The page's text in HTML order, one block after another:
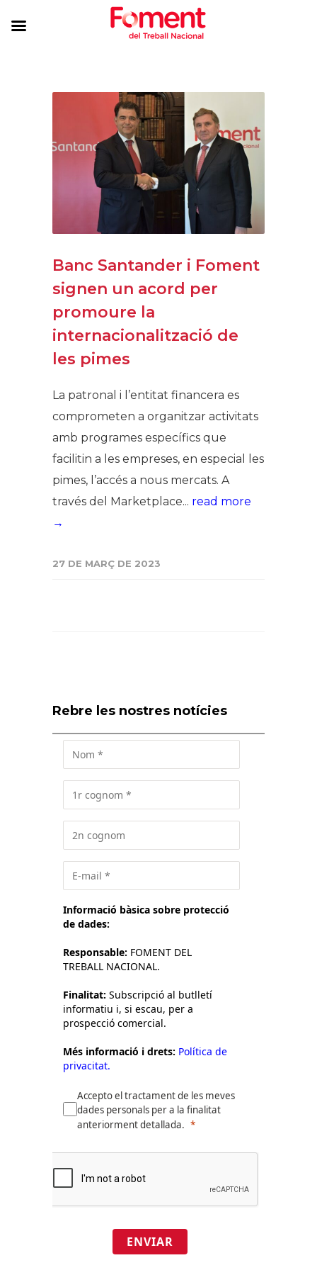
Banc Santander i Foment
signen un acord per
promoure la
internacionalització de
les pimes
La patronal i l’entitat financera es
comprometen a organitzar activitats
amb programes específics que
facilitin a les empreses, en especial les
pimes, l’accés a nous mercats. A
través del Marketplace... read more
→
27 DE MARÇ DE 2023
Rebre les nostres notícies
Informació bàsica sobre protecció
de dades:
Responsable: FOMENT DEL
TREBALL NACIONAL.
Finalitat: Subscripció al butlletí
informatiu i, si escau, per a
prospecció comercial.
Més informació i drets: Política de
privacitat.
Accepto el tractament de les meves
dades personals per a la finalitat
anteriorment detallada.
ENVIAR